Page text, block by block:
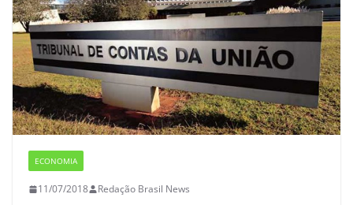
ECONOMIA
11/07/2018 Redação Brasil News